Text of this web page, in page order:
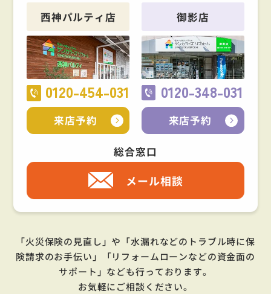
西神パルティ店
0120-454-031
来店予約
御影店
0120-348-031
来店予約
総合窓口
メール相談
「火災保険の見直し」や「水漏れなどのトラブル時に保
険請求のお手伝い」「リフォームローンなどの資金面の
サポート」 なども行っております。
お気軽にご相談ください。